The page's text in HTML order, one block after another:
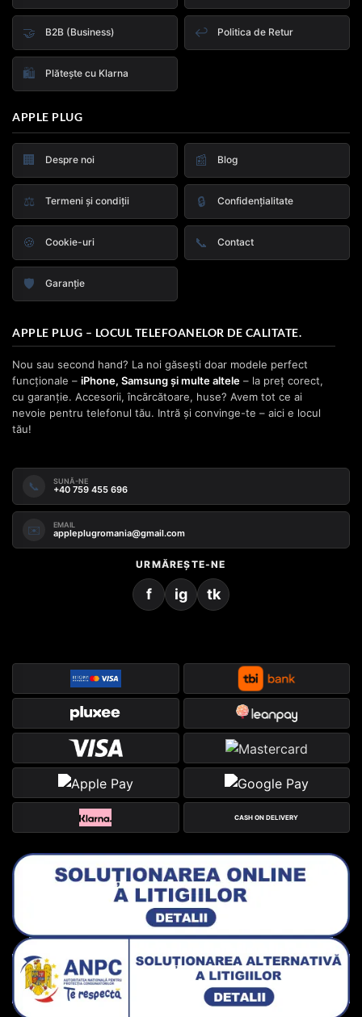
🤝 B2B (Business) ↩️ Politica de Retur
🛍️ Plătește cu Klarna
APPLE PLUG
🏢 Despre noi 📰 Blog
⚖️ Termeni și condiții 🔒 Confidențialitate
🍪 Cookie-uri 📞 Contact
🛡️ Garanție
APPLE PLUG – LOCUL TELEFOANELOR DE CALITATE.
Nou sau second hand? La noi găsești doar modele perfect
funcționale – iPhone, Samsung și multe altele – la preț corect,
cu garanție. Accesorii, încărcătoare, huse? Avem tot ce ai
nevoie pentru telefonul tău. Intră și convinge-te – aici e locul
tău!
📞 SUNĂ-NE
+40 759 455 696
✉️ EMAIL
appleplugromania@gmail.com
URMĂREȘTE-NE
f ig tk
CASH ON DELIVERY